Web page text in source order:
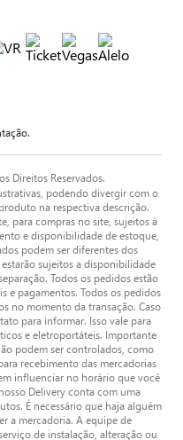
Direitos Reservados.
podendo divergir com o
na respectiva descrição.
para compras no site, sujeitos à
e disponibilidade de estoque,
podem ser diferentes dos
sujeitos a disponibilidade
Todos os pedidos estão
e pagamentos. Todos os pedidos
no momento da transação. Caso
para informar. Isso vale para
e eletroportáteis. Importante
podem ser controlados, como
recebimento das mercadorias
influenciar no horário que você
Delivery conta com uma
É necessário que haja alguém
a mercadoria. A equipe de
de instalação, alteração ou